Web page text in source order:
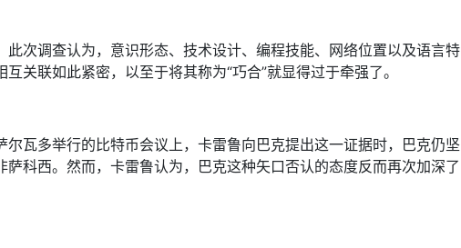
此次调查认为，意识形态、技术设计、编程技能、网络位置以及语言特
互关联如此紧密，以至于将其称为“巧合”就显得过于牵强了。
尔瓦多举行的比特币会议上，卡雷鲁向巴克提出这一证据时，巴克仍坚
萨科西。然而，卡雷鲁认为，巴克这种矢口否认的态度反而再次加深了